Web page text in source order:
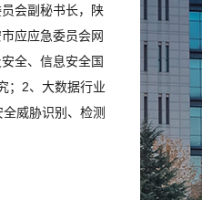
会副秘书长，陕
应应急委员会网
全、信息安全国
；2、大数据行业
威胁识别、检测